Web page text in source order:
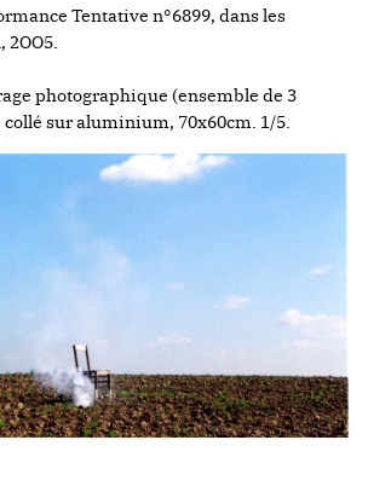
Tentative n°6899, dans les
photographique (ensemble de 3
sur aluminium, 70x60cm. 1/5.